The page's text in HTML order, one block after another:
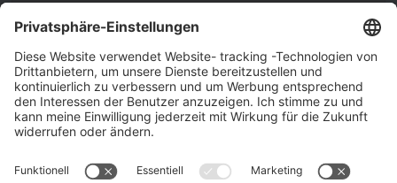
Impressum
Impressum
Cookie-Richtlinie (EU)